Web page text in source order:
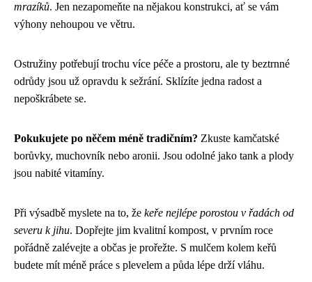
mrazíků. Jen nezapomeňte na nějakou konstrukci, ať se vám
výhony nehoupou ve větru.
Ostružiny potřebují trochu více péče a prostoru, ale ty beztrnné
odrůdy jsou už opravdu k sežrání. Sklízíte jedna radost a
nepoškrábete se.
Pokukujete po něčem méně tradičním? Zkuste kamčatské
borůvky, muchovník nebo aronii. Jsou odolné jako tank a plody
jsou nabité vitamíny.
Při výsadbě myslete na to, že keře nejlépe porostou v řadách od
severu k jihu. Dopřejte jim kvalitní kompost, v prvním roce
pořádně zalévejte a občas je prořežte. S mulčem kolem keřů
budete mít méně práce s plevelem a půda lépe drží vláhu.